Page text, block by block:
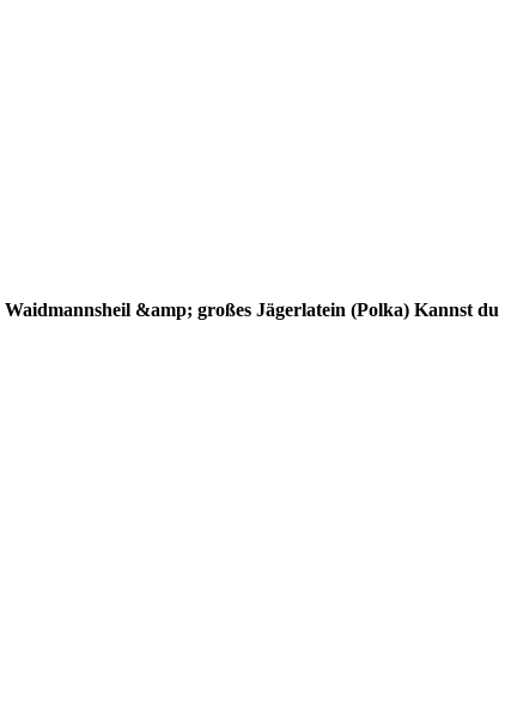
Waidmannsheil &amp; großes Jägerlatein (Polka) Kannst du